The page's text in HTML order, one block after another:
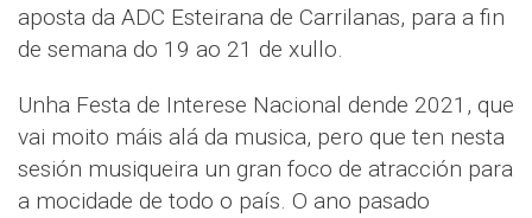
aposta da ADC Esteirana de Carrilanas, para a fin
de semana do 19 ao 21 de xullo.
Unha Festa de Interese Nacional dende 2021, que
vai moito máis alá da musica, pero que ten nesta
sesión musiqueira un gran foco de atracción para
a mocidade de todo o país. O ano pasado